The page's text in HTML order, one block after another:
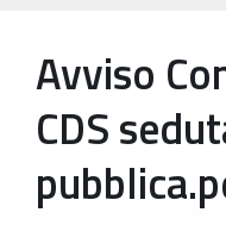
Avviso
CDS